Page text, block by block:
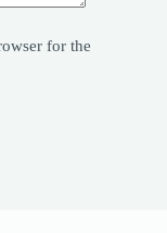
for the